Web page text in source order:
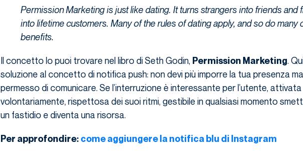
Permission Marketing is just like dating. It turns strangers into friends and
into lifetime customers. Many of the rules of dating apply, and so do many
benefits.
Il concetto lo puoi trovare nel libro di Seth Godin, Permission Marketing.
soluzione al concetto di notifica push: non devi più imporre la tua presenza
permesso di comunicare. Se l’interruzione è interessante per l’utente, attivata
volontariamente, rispettosa dei suoi ritmi, gestibile in qualsiasi momento
un fastidio e diventa una risorsa.
Per approfondire: come aggiungere la notifica blu di Instagram